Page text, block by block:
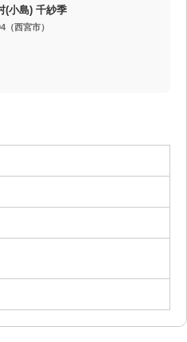
(小島) 千紗季
（西宮市）